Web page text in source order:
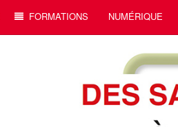
FORMATIONS NUMÉRIQUE